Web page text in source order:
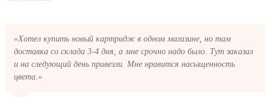
«Хотел купить новый картридж в одном магазине, но там
доставка со склада 3-4 дня, а мне срочно надо было. Тут заказал
и на следующий день привезли. Мне нравится насыщенность
цвета.»